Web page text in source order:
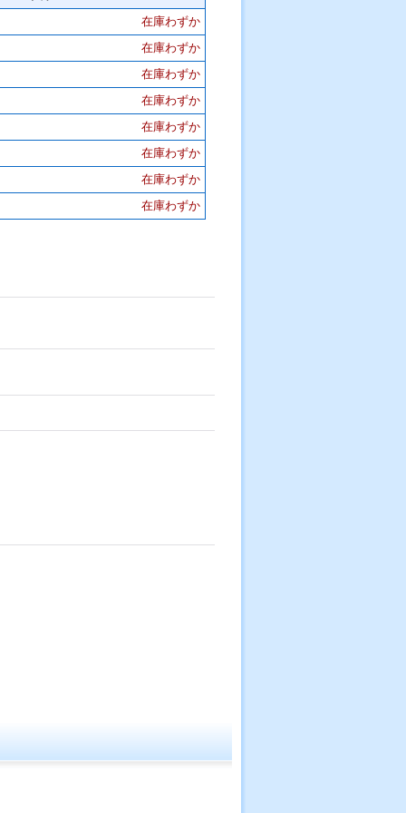
在庫わずか
在庫わずか
在庫わずか
在庫わずか
在庫わずか
在庫わずか
在庫わずか
在庫わずか